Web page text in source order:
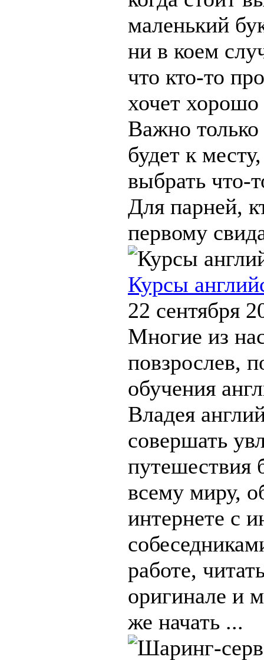
маленький
ни в коем
что кто-то
хочет хорошо
Важно только
будет к
выбрать что-
Для парней,
первому
Курсы
22 сентября
Многие из
повзрослев,
обучения
Владея
совершать
путешествия
всему миру,
интернете с
работе,
оригинале и
же начать ...